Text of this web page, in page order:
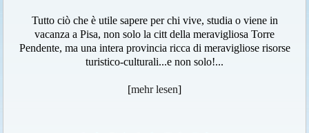
Tutto ciò che è utile sapere per chi vive, studia o viene in
vacanza a Pisa, non solo la citt della meravigliosa Torre
Pendente, ma una intera provincia ricca di meravigliose risorse
turistico-culturali...e non solo!...
[mehr lesen]